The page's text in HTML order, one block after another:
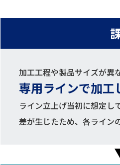
加工工程や製品サイズが異
専用ラインで加工
ライン立上げ当初に想定し
差が生じたため、各ライン